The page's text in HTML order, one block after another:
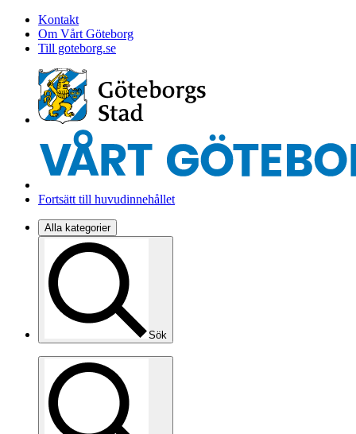
Kontakt
Om Vårt Göteborg
Till goteborg.se
Fortsätt till huvudinnehållet
Alla kategorier
Sök